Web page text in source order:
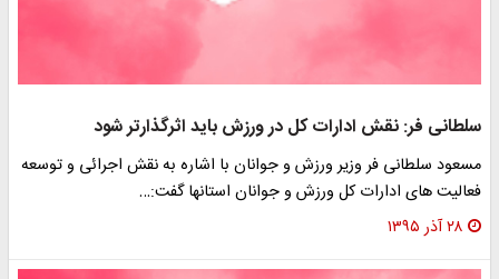
سلطانی فر: نقش ادارات کل در ورزش باید اثرگذارتر شود
مسعود سلطانی فر وزیر ورزش و جوانان با اشاره به نقش اجرائی و توسعه
فعالیت های ادارات کل ورزش و جوانان استانها گفت:…
۲۸ آذر ۱۳۹۵